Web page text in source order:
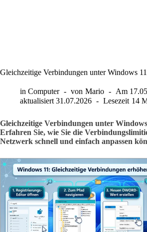
Gleichzeitige Verbindungen unter Windows
in Computer von Mario Am
aktualisiert 31.07.2026 Lesezeit 14
Gleichzeitige Verbindungen unter
Erfahren Sie, wie Sie die
Netzwerk schnell und einfach anpassen